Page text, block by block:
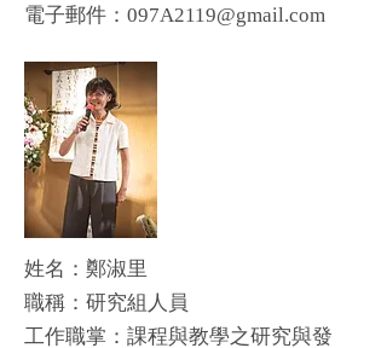
​電子郵件： 097A2119@gmail.com
姓名：鄭淑里
​職稱：研究組人員
工作職掌：課程與教學之研究與發